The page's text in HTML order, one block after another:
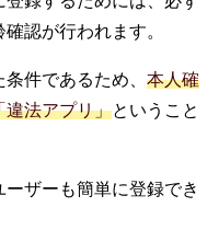
認が行われます。
件であるため、 本人確
違法アプリ」ということ
ザーも簡単に登録でき